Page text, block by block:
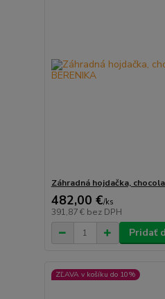
Záhradná hojdačka,
482,00 €/ks
391,87 € bez DPH
Pridať
ZĽAVA v košíku do 10%